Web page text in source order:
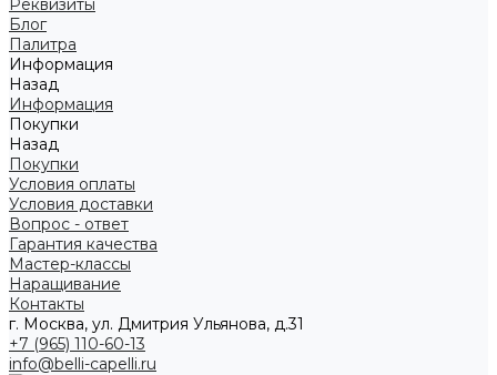
Реквизиты
Блог
Палитра
Информация
Назад
Информация
Покупки
Назад
Покупки
Условия оплаты
Условия доставки
Вопрос - ответ
Гарантия качества
Мастер-классы
Наращивание
Контакты
г. Москва, ул. Дмитрия Ульянова, д.31
+7 (965) 110-60-13
info@belli-capelli.ru